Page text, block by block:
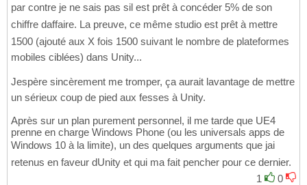
par contre je ne sais pas sil est prêt à concéder 5% de son
chiffre daffaire. La preuve, ce même studio est prêt à mettre
1500 (ajouté aux X fois 1500 suivant le nombre de plateformes
mobiles ciblées) dans Unity...
Jespère sincèrement me tromper, ça aurait lavantage de mettre
un sérieux coup de pied aux fesses à Unity.
Après sur un plan purement personnel, il me tarde que UE4
prenne en charge Windows Phone (ou les universals apps de
Windows 10 à la limite), un des quelques arguments que jai
retenus en faveur dUnity et qui ma fait pencher pour ce dernier.
1
0